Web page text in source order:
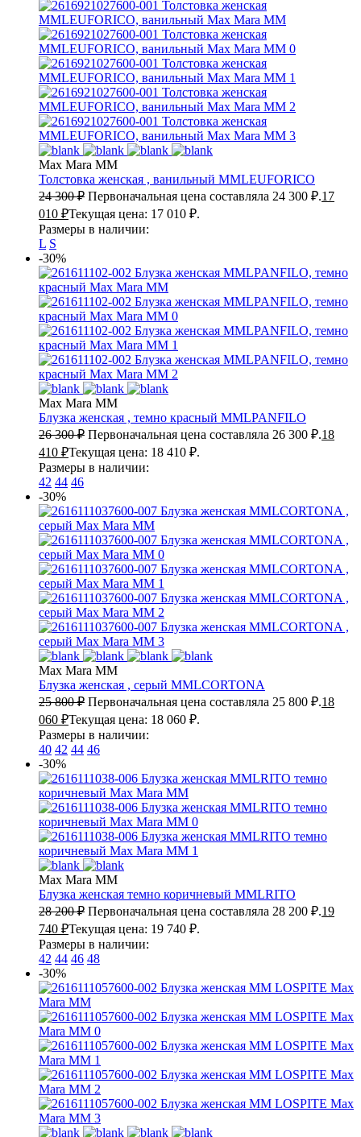
Max Mara MM
Толстовка женская , ванильный MMLEUFORICO
24 300₽ Первоначальная цена составляла 24 300 ₽.17
010 ₽Текущая цена: 17 010 ₽.
Размеры в наличии:
L S
-30%
Max Mara MM
Блузка женская , темно красный MMLPANFILO
26 300₽ Первоначальная цена составляла 26 300 ₽.18
410 ₽Текущая цена: 18 410 ₽.
Размеры в наличии:
42 44 46
-30%
Max Mara MM
Блузка женская , серый MMLCORTONA
25 800₽ Первоначальная цена составляла 25 800 ₽.18
060 ₽Текущая цена: 18 060 ₽.
Размеры в наличии:
40 42 44 46
-30%
Max Mara MM
Блузка женская темно коричневый MMLRITO
28 200₽ Первоначальная цена составляла 28 200 ₽.19
740 ₽Текущая цена: 19 740 ₽.
Размеры в наличии:
42 44 46 48
-30%